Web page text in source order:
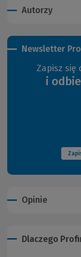
Autorzy
Newsletter
Zapisz
i
Opinie
Dlaczego